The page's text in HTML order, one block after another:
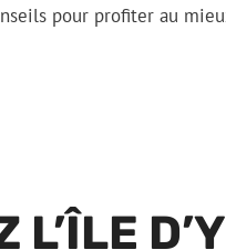
pour profiter au
L’ÎLE